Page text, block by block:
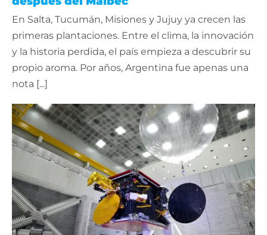
En Salta, Tucumán, Misiones y Jujuy ya crecen las
primeras plantaciones. Entre el clima, la innovación
y la historia perdida, el país empieza a descubrir su
propio aroma. Por años, Argentina fue apenas una
nota [...]